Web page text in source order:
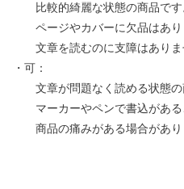
比較的綺麗な状態の商品です
ページやカバーに欠品はあり
文章を読むのに支障はありま
・可：
文章が問題なく読める状態の
マーカーやペンで書込がある
商品の痛みがある場合があり